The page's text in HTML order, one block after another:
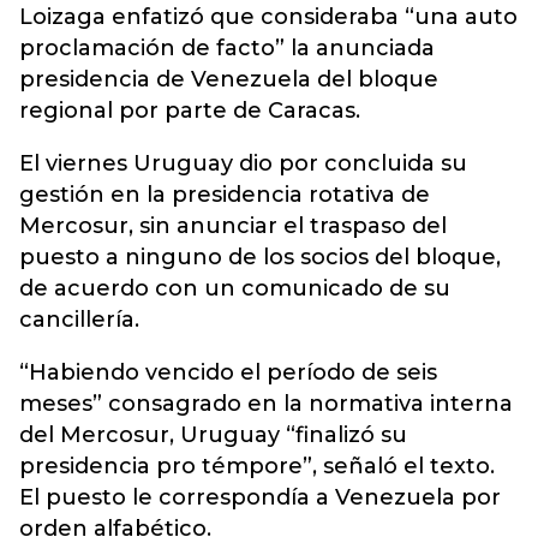
Loizaga enfatizó que consideraba “una auto
proclamación de facto” la anunciada
presidencia de Venezuela del bloque
regional por parte de Caracas.
El viernes Uruguay dio por concluida su
gestión en la presidencia rotativa de
Mercosur, sin anunciar el traspaso del
puesto a ninguno de los socios del bloque,
de acuerdo con un comunicado de su
cancillería.
“Habiendo vencido el período de seis
meses” consagrado en la normativa interna
del Mercosur, Uruguay “finalizó su
presidencia pro témpore”, señaló el texto.
El puesto le correspondía a Venezuela por
orden alfabético.